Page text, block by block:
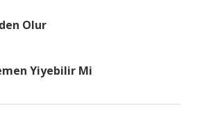
Olur
Yiyebilir Mi